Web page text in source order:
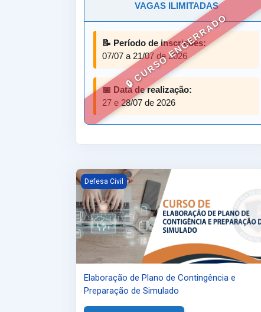
VAGAS ILIMITADAS
🔒 CURSO ENCERRADO
📝 Período de inscrições:
07/07 a 21/07 de 2026
📅 Data de realização:
27 e 28/07 de 2026
Elaboração de Plano de Contingência e
Defesa Civil
Elaboração de Plano de Contingência e
Preparação de Simulado